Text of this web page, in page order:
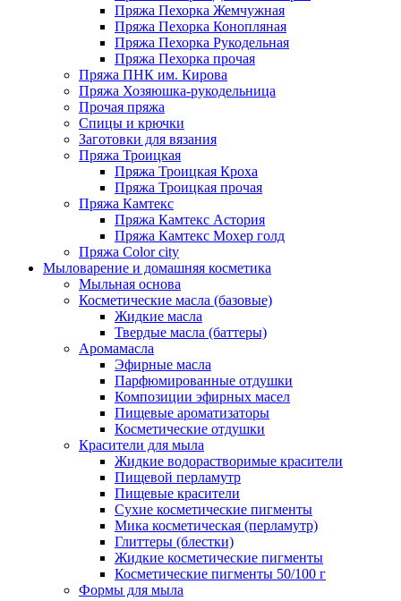
Пряжа Пехорка Жемчужная
Пряжа Пехорка Конопляная
Пряжа Пехорка Рукодельная
Пряжа Пехорка прочая
Пряжа ПНК им. Кирова
Пряжа Хозяюшка-рукодельница
Прочая пряжа
Спицы и крючки
Заготовки для вязания
Пряжа Троицкая
Пряжа Троицкая Кроха
Пряжа Троицкая прочая
Пряжа Камтекс
Пряжа Камтекс Астория
Пряжа Камтекс Мохер голд
Пряжа Color city
Мыловарение и домашняя косметика
Мыльная основа
Косметические масла (базовые)
Жидкие масла
Твердые масла (баттеры)
Аромамасла
Эфирные масла
Парфюмированные отдушки
Композиции эфирных масел
Пищевые ароматизаторы
Косметические отдушки
Красители для мыла
Жидкие водорастворимые красители
Пищевой перламутр
Пищевые красители
Сухие косметические пигменты
Мика косметическая (перламутр)
Глиттеры (блестки)
Жидкие косметические пигменты
Косметические пигменты 50/100 г
Формы для мыла